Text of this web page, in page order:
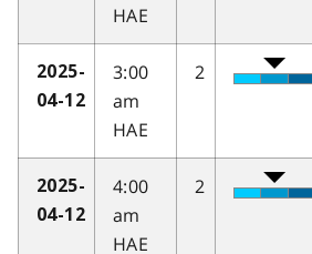
HAE
2025-
04-12
3:00
am
HAE
2
2025-
04-12
4:00
am
HAE
2